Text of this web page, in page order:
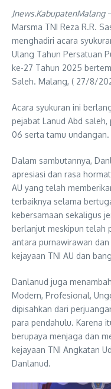
Jnews.KabupatenMalang
Marsma TNI Reza R.R.
menghadiri acara
Ulang Tahun Persatuan
ke-27 Tahun 2025
Saleh. Malang, ( 27/8/
Acara syukuran ini
pejabat Lanud Abd
06 serta tamu undangan.
Dalam sambutannya,
apresiasi dan rasa
AU yang telah
terbaiknya selama
kebersamaan sekaligus
berlanjut meskipun telah
antara purnawirawan
kejayaan TNI AU dan
Danlanud juga
Modern, Profesional,
dipisahkan dari
para pendahulu. Karena
berupaya menjaga dan
kejayaan TNI Angkatan
Danlanud.